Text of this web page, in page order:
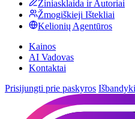
Žiniasklaida ir Autoriai
Žmogiškieji Ištekliai
Kelionių Agentūros
Kainos
AI Vadovas
Kontaktai
Prisijungti prie paskyros